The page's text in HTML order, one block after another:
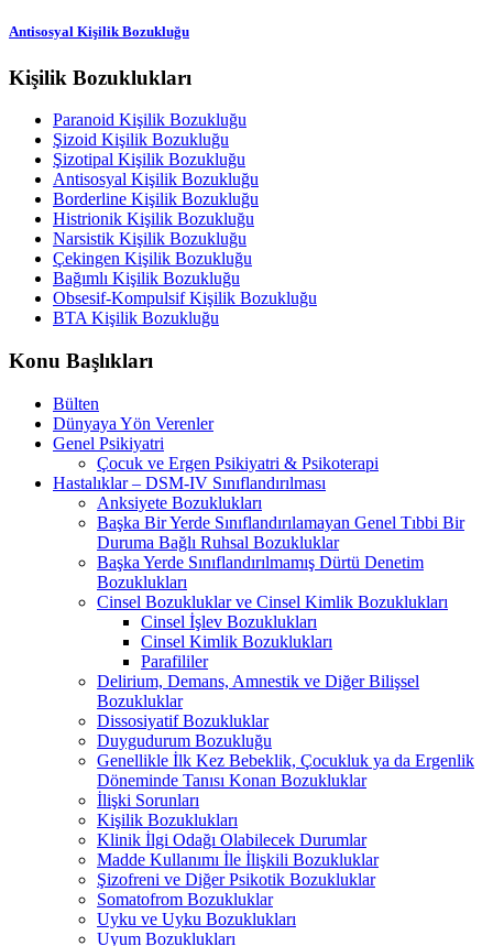
Antisosyal Kişilik Bozukluğu
Kişilik Bozuklukları
Paranoid Kişilik Bozukluğu
Şizoid Kişilik Bozukluğu
Şizotipal Kişilik Bozukluğu
Antisosyal Kişilik Bozukluğu
Borderline Kişilik Bozukluğu
Histrionik Kişilik Bozukluğu
Narsistik Kişilik Bozukluğu
Çekingen Kişilik Bozukluğu
Bağımlı Kişilik Bozukluğu
Obsesif-Kompulsif Kişilik Bozukluğu
BTA Kişilik Bozukluğu
Konu Başlıkları
Bülten
Dünyaya Yön Verenler
Genel Psikiyatri
Çocuk ve Ergen Psikiyatri & Psikoterapi
Hastalıklar – DSM-IV Sınıflandırılması
Anksiyete Bozuklukları
Başka Bir Yerde Sınıflandırılamayan Genel Tıbbi Bir
Duruma Bağlı Ruhsal Bozukluklar
Başka Yerde Sınıflandırılmamış Dürtü Denetim
Bozuklukları
Cinsel Bozukluklar ve Cinsel Kimlik Bozuklukları
Cinsel İşlev Bozuklukları
Cinsel Kimlik Bozuklukları
Parafililer
Delirium, Demans, Amnestik ve Diğer Bilişsel
Bozukluklar
Dissosiyatif Bozukluklar
Duygudurum Bozukluğu
Genellikle İlk Kez Bebeklik, Çocukluk ya da Ergenlik
Döneminde Tanısı Konan Bozukluklar
İlişki Sorunları
Kişilik Bozuklukları
Klinik İlgi Odağı Olabilecek Durumlar
Madde Kullanımı İle İlişkili Bozukluklar
Şizofreni ve Diğer Psikotik Bozukluklar
Somatofrom Bozukluklar
Uyku ve Uyku Bozuklukları
Uyum Bozuklukları